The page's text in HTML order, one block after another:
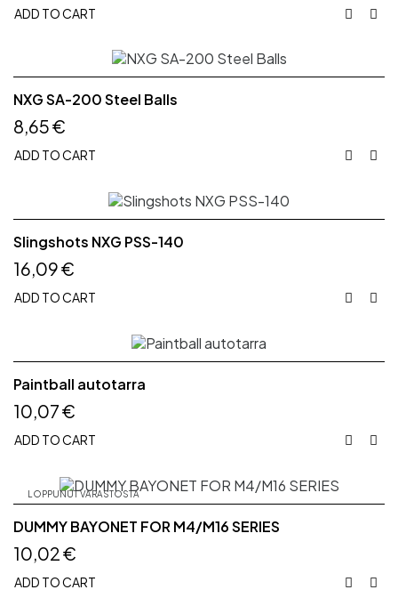
ADD TO CART  
NXG SA-200 Steel Balls
8,65 €
ADD TO CART  
Slingshots NXG PSS-140
16,09 €
ADD TO CART  
Paintball autotarra
10,07 €
ADD TO CART  
LOPPUNUT VARASTOSTA
DUMMY BAYONET FOR M4/M16 SERIES
10,02 €
ADD TO CART  